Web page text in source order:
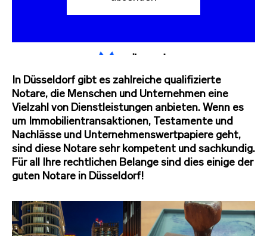
In Düsseldorf gibt es zahlreiche qualifizierte
Notare, die Menschen und Unternehmen eine
Vielzahl von Dienstleistungen anbieten. Wenn es
um Immobilientransaktionen, Testamente und
Nachlässe und Unternehmenswertpapiere geht,
sind diese Notare sehr kompetent und sachkundig.
Für all Ihre rechtlichen Belange sind dies einige der
guten Notare in Düsseldorf!